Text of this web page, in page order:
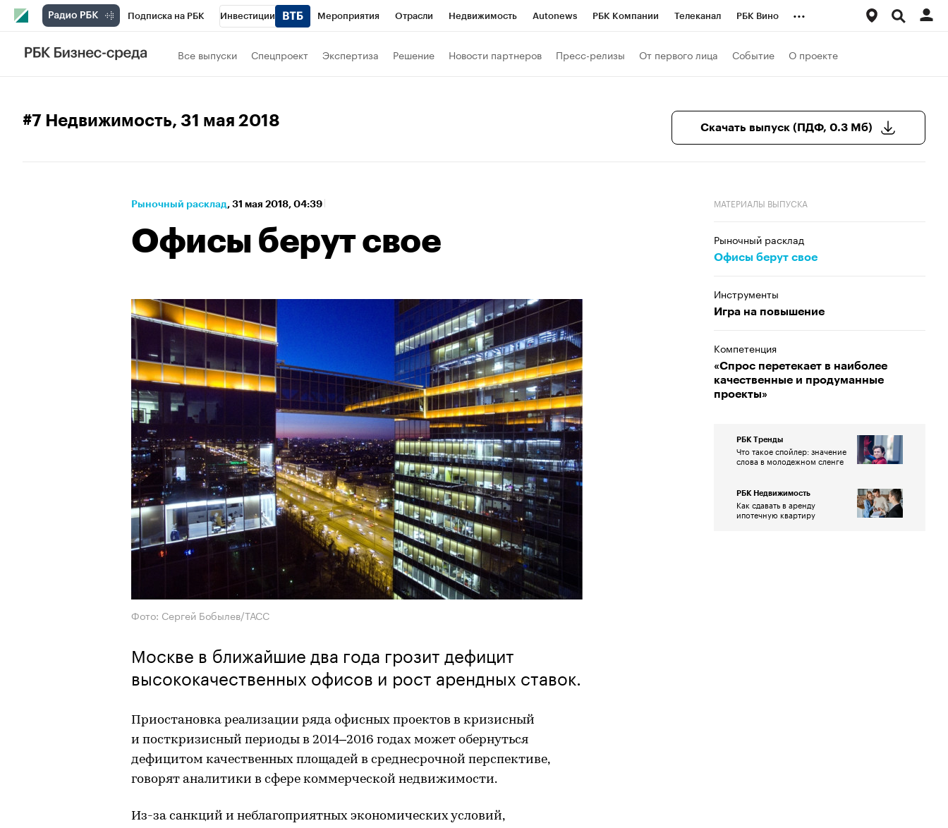
Подписка на РБК Инвестиции Мероприятия Отрасли Недвижимость Autonews РБК Компании Телеканал РБК Вино
Спорт
Бизнес
...
Все выпуски Спецпроект Экспертиза Решение Новости партнеров Пресс-релизы От первого лица Событие О проекте
#7 Недвижимость, 31 мая 2018 Скачать выпуск (ПДФ, 0.3 Мб)
Рыночный расклад⁠, 31 мая 2018, 04:39
Офисы берут свое
Фото: Сергей Бобылев/ТАСС
Москве в ближайшие два года грозит дефицит
высококачественных офисов и рост арендных ставок.
Приостановка реализации ряда офисных проектов в кризисный
и посткризисный периоды в 2014–2016 годах может обернуться
дефицитом качественных площадей в среднесрочной перспективе,
говорят аналитики в сфере коммерческой недвижимости.
Из-за санкций и неблагоприятных экономических условий,
МАТЕРИАЛЫ ВЫПУСКА
Рыночный расклад
Офисы берут свое
Инструменты
Игра на повышение
Компетенция
«Спрос перетекает в наиболее
качественные и продуманные
проекты»
РБК Тренды
Что такое спойлер: значение
слова в молодежном сленге
РБК Недвижимость
Как сдавать в аренду
ипотечную квартиру